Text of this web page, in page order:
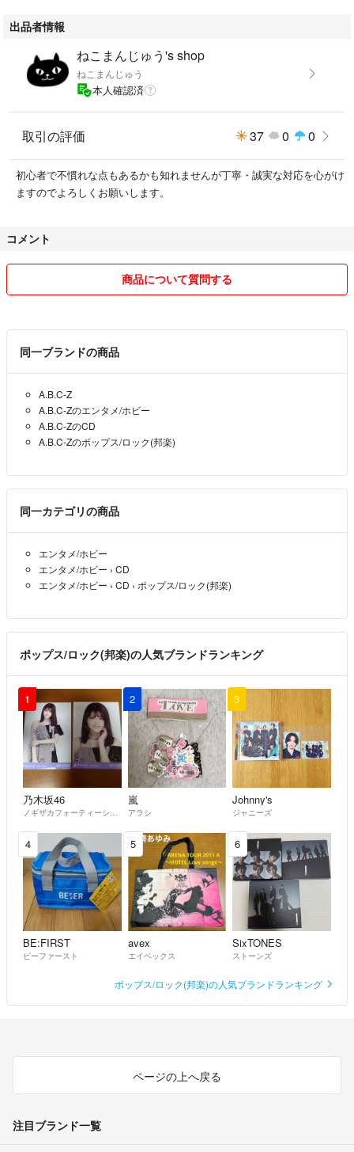
堂島孝平 西寺郷太
出品者情報
ねこまんじゅう's shop
ねこまんじゅう
本人確認済
取引の評価 37 0 0
初心者で不慣れな点もあるかも知れませんが丁寧・誠実な対応を心がけ
ますのでよろしくお願いします。
コメント
商品について質問する
同一ブランドの商品
A.B.C-Z
A.B.C-Zのエンタメ/ホビー
A.B.C-ZのCD
A.B.C-Zのポップス/ロック(邦楽)
同一カテゴリの商品
エンタメ/ホビー
エンタメ/ホビー › CD
エンタメ/ホビー › CD › ポップス/ロック(邦楽)
ポップス/ロック(邦楽)の人気ブランドランキング
1
乃木坂46
2
嵐
アラシ
3
Johnny's
ジャニーズ
4
BE:FIRST
ビーファースト
5
avex
エイベックス
6
SixTONES
ストーンズ
ポップス/ロック(邦楽)の人気ブランドランキング
ページの上へ戻る
注目ブランド一覧